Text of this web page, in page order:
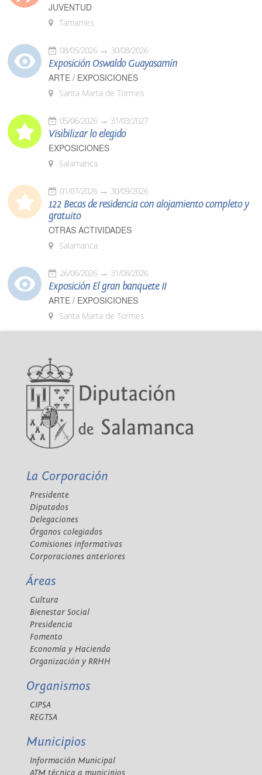
JUVENTUD
Tamames
08/05/2026 30/08/2026
Exposición Oswaldo Guayasamín
ARTE / EXPOSICIONES
Santa Marta de Tormes
05/06/2026 31/03/2027
Visibilizar lo elegido
EXPOSICIONES
Salamanca
01/07/2026 30/09/2026
122 Becas de residencia con alojamiento completo y
gratuito
OTRAS ACTIVIDADES
Salamanca
26/06/2026 31/08/2026
Exposición El gran banquete II
ARTE / EXPOSICIONES
Santa Marta de Tormes
La Corporación
Presidente
Diputados
Delegaciones
Órganos colegiados
Comisiones informativas
Corporaciones anteriores
Áreas
Cultura
Bienestar Social
Presidencia
Fomento
Economía y Hacienda
Organización y RRHH
Organismos
CIPSA
REGTSA
Municipios
Información Municipal
ATM técnica a municipios